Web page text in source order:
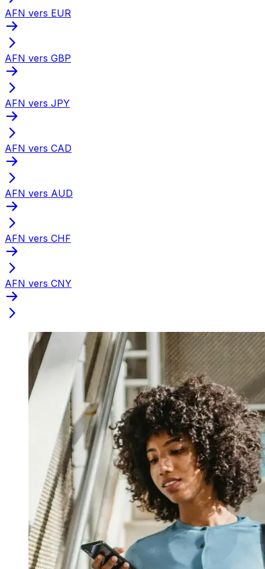
AFN vers EUR
AFN vers GBP
AFN vers JPY
AFN vers CAD
AFN vers AUD
AFN vers CHF
AFN vers CNY